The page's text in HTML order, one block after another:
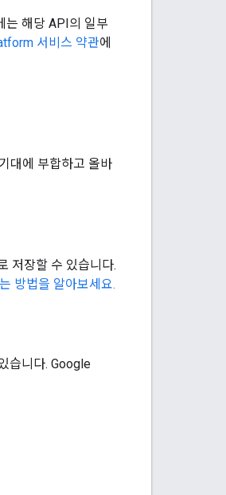
는 해당 API의 일부
서비스 약관에
대에 부합하고 올바
저장할 수 있습니다.
방법을 알아보세요.
습니다. Google